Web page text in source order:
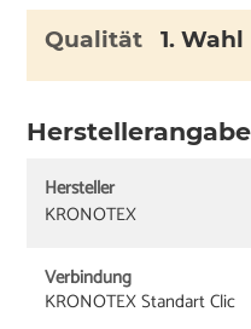
Qualität 1. Wahl
Hersteller
KRONOTEX
Verbindung
KRONOTEX Standart Clic